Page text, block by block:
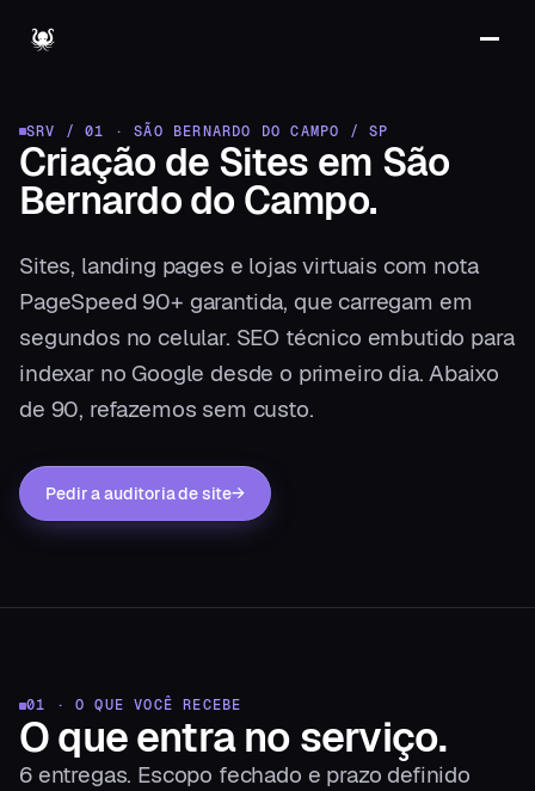
SRV / 01 ·SÃO BERNARDO DO CAMPO /SP
Criação de Sites em São
Bernardo do Campo.
Sites, landing pages e lojas virtuais com nota
PageSpeed 90+ garantida, que carregam em
segundos no celular. SEO técnico embutido para
indexar no Google desde o primeiro dia. Abaixo
de 90, refazemos sem custo.
Pedir a auditoria de site→
01 · O QUE VOCÊ RECEBE
O que entrano serviço.
6entregas. Escopo fechado e prazo definido